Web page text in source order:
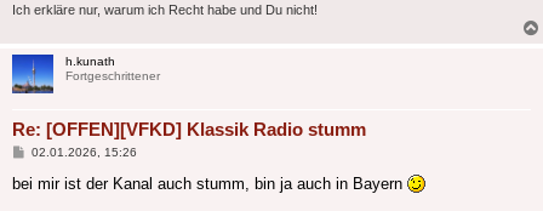
Ich erkläre nur, warum ich Recht habe und Du nicht!
h.kunath
Fortgeschrittener
Re: [OFFEN][VFKD] Klassik Radio stumm
Beitrag
02.01.2026, 15:26
bei mir ist der Kanal auch stumm, bin ja auch in Bayern